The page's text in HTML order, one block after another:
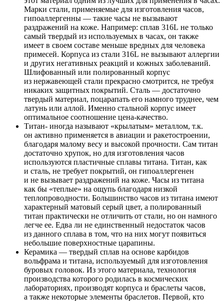
Марки стали, применяемые для изготовления часов,
гипоаллергенны — такие часы не вызывают
раздражений на коже. Например: сплав 316L не только
самый твердый из используемых в часах, он также
имеет в своем составе меньше вредных для человека
примесей. Корпуса из стали 316L не вызывают аллергии
и других негативных реакций и кожных заболеваний.
Шлифованный или полированный корпус
из нержавеющей стали прекрасно смотрится, не требуя
никаких защитных покрытий. Сталь — достаточно
твердый материал, поцарапать его намного труднее, чем
латунь или аллой. Именно стальной корпус имеет
оптимальное соотношение цена-качество.
Титан- иногда называют «крылатым» металлом, т.к.
он активно применяется в авиации и ракетостроении,
благодаря малому весу и высокой прочности. Сам титан
достаточно хрупок, но для изготовления часов
используются пластичные сплавы титана. Титан, как
и сталь, не требует покрытий, он гипоаллергенен
и не вызывает раздражений на коже. Часы из титана
как бы «теплые» на ощупь благодаря низкой
теплопроводности. Большинство часов из титана имеют
характерный матовый серый цвет, а полированный
титан практически не отличить от стали, но он намного
легче ее. Едва ли не единственный недостаток часов
из данного сплава в том, что на них могут появиться
небольшие поверхностные царапины.
Керамика — твердый сплав на основе карбидов
вольфрама и титана, используемый для изготовления
буровых головок. Из этого материала, технология
производства которого родилась в космических
лабораториях, производят корпуса и браслеты часов,
а также некоторые элементы браслетов. Первой, кто